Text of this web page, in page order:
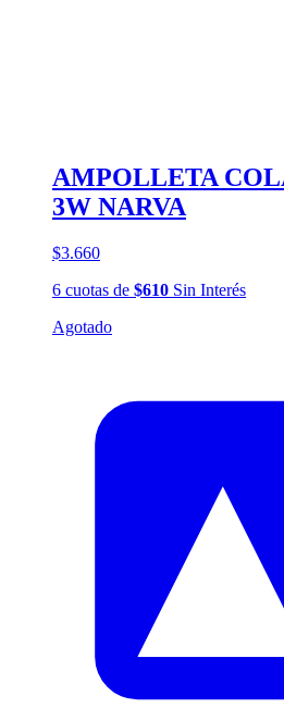
AMPOLLETA
3W NARVA
$3.660
6 cuotas de $610 Sin Interés
Agotado